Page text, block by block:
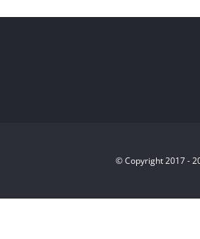
© Copyright 2017 -